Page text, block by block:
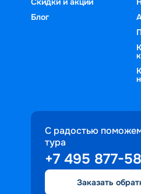
Блог
С радостью
тура
+7 495 877-
Заказать